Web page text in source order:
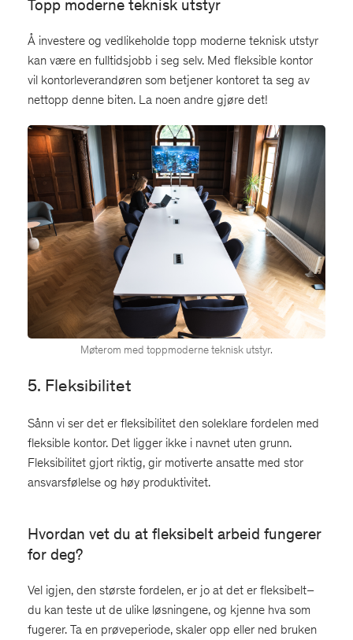
Topp moderne teknisk utstyr
Å investere og vedlikeholde topp moderne teknisk utstyr
kan være en fulltidsjobb i seg selv. Med fleksible kontor
vil kontorleverandøren som betjener kontoret ta seg av
nettopp denne biten. La noen andre gjøre det!
Møterom med toppmoderne teknisk utstyr.
5. Fleksibilitet
Sånn vi ser det er fleksibilitet den soleklare fordelen med
fleksible kontor. Det ligger ikke i navnet uten grunn.
Fleksibilitet gjort riktig, gir motiverte ansatte med stor
ansvarsfølelse og høy produktivitet.
Hvordan vet du at fleksibelt arbeid fungerer
for deg?
Vel igjen, den største fordelen, er jo at det er fleksibelt–
du kan teste ut de ulike løsningene, og kjenne hva som
fugerer. Ta en prøveperiode, skaler opp eller ned bruken